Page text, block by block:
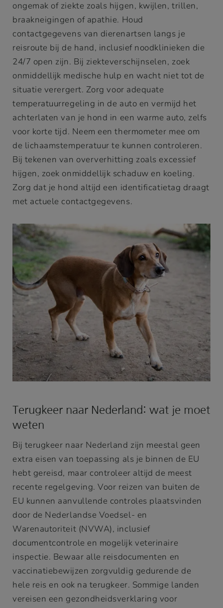
ongemak of ziekte zoals hijgen, kwijlen, trillen,
braakneigingen of apathie. Houd
contactgegevens van dierenartsen langs je
reisroute bij de hand, inclusief noodklinieken die
24/7 open zijn. Bij ziekteverschijnselen, zoek
onmiddellijk medische hulp en wacht niet tot de
situatie verergert. Zorg voor adequate
temperatuurregeling in de auto en vermijd het
achterlaten van je hond in een warme auto, zelfs
voor korte tijd. Neem een thermometer mee om
de lichaamstemperatuur te kunnen controleren.
Bij tekenen van oververhitting zoals excessief
hijgen, zoek onmiddellijk schaduw en koeling.
Zorg dat je hond altijd een identificatietag draagt
met actuele contactgegevens.
Terugkeer naar Nederland: wat je moet
weten
Bij terugkeer naar Nederland zijn meestal geen
extra eisen van toepassing als je binnen de EU
hebt gereisd, maar controleer altijd de meest
recente regelgeving. Voor reizen van buiten de
EU kunnen aanvullende controles plaatsvinden
door de Nederlandse Voedsel- en
Warenautoriteit (NVWA), inclusief
documentcontrole en mogelijk veterinaire
inspectie. Bewaar alle reisdocumenten en
vaccinatiebewijzen zorgvuldig gedurende de
hele reis en ook na terugkeer. Sommige landen
vereisen een gezondheidsverklaring voor